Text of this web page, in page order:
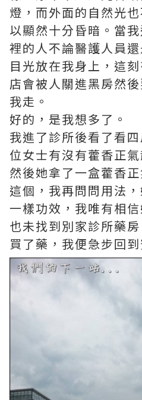
燈，而外面的自然光
以顯然十分昏暗。當
裡的人不論醫護人員
目光放在我身上，這
店會被人關進黑房然
我走。
好的，是我想多了。
我進了診所後看了看
位女士有沒有藿香正氣
然後她拿了一盒藿香
這個，我再問問用法
一樣功效，我唯有相
也未找到別家診所藥
買了藥，我便急步回到